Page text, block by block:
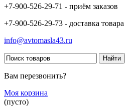
+7-900-526-29-71 - приём заказов
+7-900-526-29-73 - доставка товара
info@avtomasla43.ru
Вам перезвонить?
Моя корзина
(пусто)